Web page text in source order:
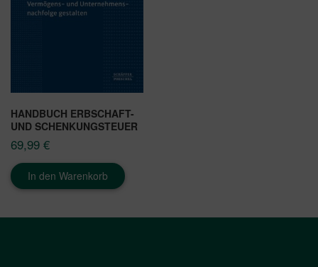
HANDBUCH ERBSCHAFT-
UND SCHENKUNGSTEUER
69,99 €
In den Warenkorb